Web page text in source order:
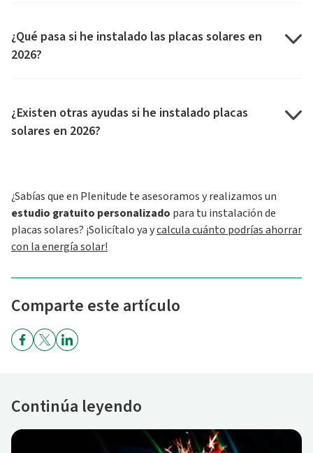
¿Qué pasa si he instalado las placas solares en
2026?
¿Existen otras ayudas si he instalado placas
solares en 2026?
¿Sabías que en Plenitude te asesoramos y realizamos un
estudio gratuito personalizado para tu instalación de
placas solares? ¡Solicítalo ya ycalcula cuánto podrías ahorrar
con la energía solar!
Comparte este artículo
Continúa leyendo